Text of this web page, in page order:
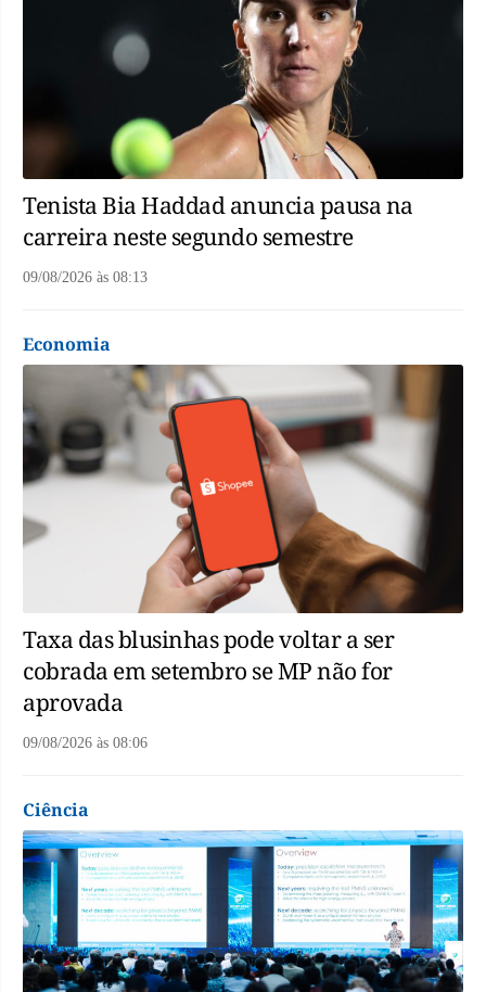
Tenista Bia Haddad anuncia pausa na
carreira neste segundo semestre
09/08/2026 às 08:13
Economia
Taxa das blusinhas pode voltar a ser
cobrada em setembro se MP não for
aprovada
09/08/2026 às 08:06
Ciência